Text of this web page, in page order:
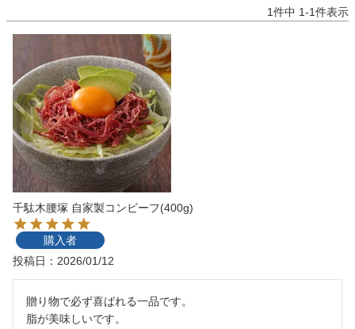
1件中 1-1件表示
千駄木腰塚 自家製コンビーフ(400g)
購入者
投稿日
2026/01/12
贈り物で必ず喜ばれる一品です。
脂が美味しいです。